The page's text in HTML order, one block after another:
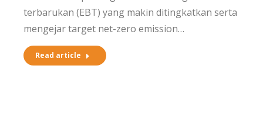
terbarukan (EBT) yang makin ditingkatkan serta
mengejar target net-zero emission…
Read article